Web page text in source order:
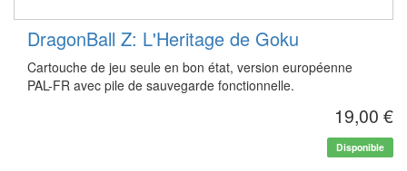
DragonBall Z: L'Heritage de Goku
Cartouche de jeu seule en bon état, version européenne
PAL-FR avec pile de sauvegarde fonctionnelle.
19,00 €
Disponible